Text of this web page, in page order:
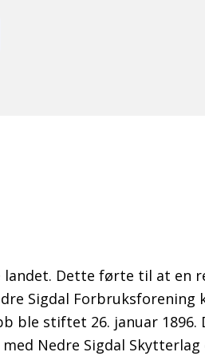
Dette førte til at en
Sigdal Forbruksforening
ble stiftet 26. januar 1896.
Nedre Sigdal Skytterlag